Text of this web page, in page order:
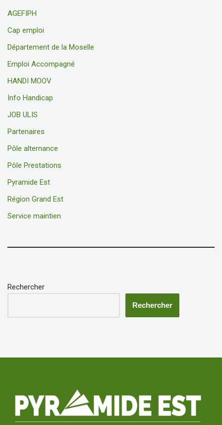
AGEFIPH
Cap emploi
Département de la Moselle
Emploi Accompagné
HANDI MOOV
Info Handicap
JOB ULIS
Partenaires
Pôle alternance
Pôle Prestations
Pyramide Est
Région Grand Est
Service maintien
Rechercher
Rechercher